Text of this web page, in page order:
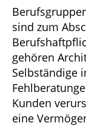
sind zum
gehören
Selbständige
Kunden
eine